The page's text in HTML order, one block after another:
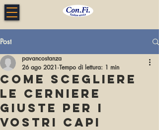
Post
Come scegliere
le cerniere
giuste per i
vostri capi
pavancostanza
26 ago 2021 Tempo di lettura: 1 min